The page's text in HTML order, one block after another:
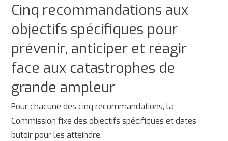
Cinq recommandations aux
objectifs spécifiques pour
prévenir, anticiper et réagir
face aux catastrophes de
grande ampleur
Pour chacune des cinq recommandations, la
Commission fixe des objectifs spécifiques et dates
butoir pour les atteindre.